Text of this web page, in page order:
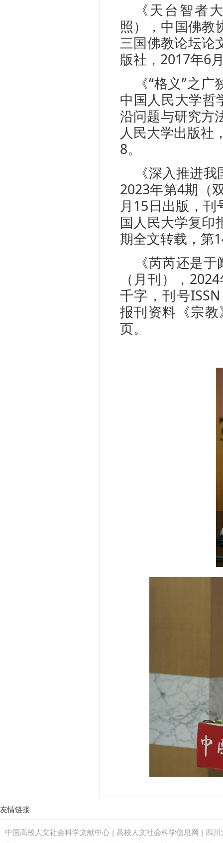
《天台智者
照），中国佛教
三国佛教论坛论
版社，2017年
《“格义”之
中国人民大学哲
沿问题与研究方
人民大学出版社
8。
《深入推进
2023年第4期（
月15日出版，
国人民大学复印
期全文转载，第
《芮芮还是
（月刊），
千字，刊号
报刊资料《宗
页。
友情链接
中国高校人文社会科学文献中心 | 高校人文社会科学信息网 | 四